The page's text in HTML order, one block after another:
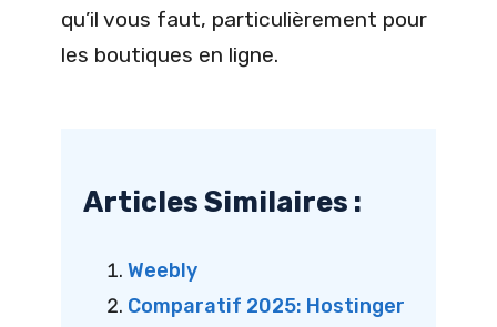
qu’il vous faut, particulièrement pour
les boutiques en ligne.
Articles Similaires :
Weebly
Comparatif 2025: Hostinger